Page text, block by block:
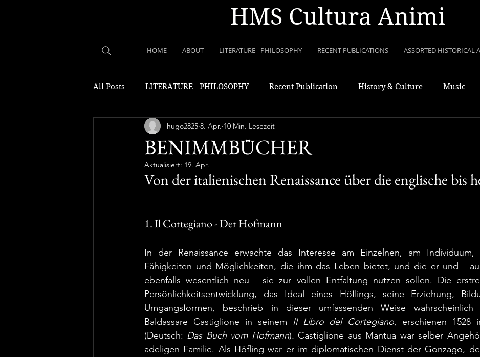
HMS Cultura Animi
HOME ABOUT LITERATURE - PHILOSOPHY RECENT PUBLICATIONS ASSORTED HISTORICAL
All Posts LITERATURE - PHILOSOPHY Recent Publication History & Culture Music
BENIMMBÜCHER
hugo2825 8. Apr. 10 Min. Lesezeit
Aktualisiert: 19. Apr.
Von der italienischen Renaissance über die englische bis
1. Il Cortegiano - Der Hofmann
In der Renaissance erwachte das Interesse am Einzelnen, am Individuum,
Fähigkeiten und Möglichkeiten, die ihm das Leben bietet, und die er und -
ebenfalls wesentlich neu - sie zur vollen Entfaltung nutzen sollen. Die
Persönlichkeitsentwicklung, das Ideal eines Höflings, seine Erziehung,
Umgangsformen, beschrieb in dieser umfassenden Weise
Baldassare Castiglione in seinem Il Libro del Cortegiano, erschienen 1528
(Deutsch: Das Buch vom Hofmann). Castiglione aus Mantua war selber
adeligen Familie. Als Höfling war er im diplomatischen Dienst der Gonzago,